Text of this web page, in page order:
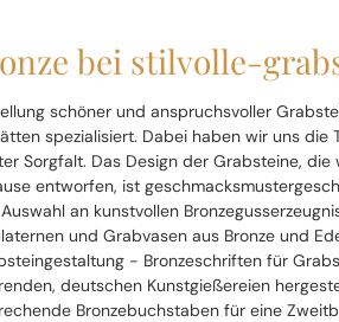
bei stilvolle-
schöner und anspruchsvoller
spezialisiert. Dabei haben wir uns die
Das Design der Grabsteine, die
entworfen, ist
an kunstvollen
und Grabvasen aus Bronze und
- Bronzeschriften für
deutschen Kunstgießereien
Bronzebuchstaben für eine